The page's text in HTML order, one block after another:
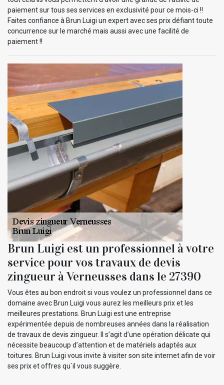
paiement sur tous ses services en exclusivité pour ce mois-ci !!
Faites confiance à Brun Luigi un expert avec ses prix défiant toute
concurrence sur le marché mais aussi avec une facilité de
paiement !!
Brun Luigi est un professionnel à votre
service pour vos travaux de devis
zingueur à Verneusses dans le 27390
Vous êtes au bon endroit si vous voulez un professionnel dans ce
domaine avec Brun Luigi vous aurez les meilleurs prix et les
meilleures prestations. Brun Luigi est une entreprise
expérimentée depuis de nombreuses années dans la réalisation
de travaux de devis zingueur. Il s’agit d’une opération délicate qui
nécessite beaucoup d’attention et de matériels adaptés aux
toitures. Brun Luigi vous invite à visiter son site internet afin de voir
ses prix et offres qu`il vous suggère.